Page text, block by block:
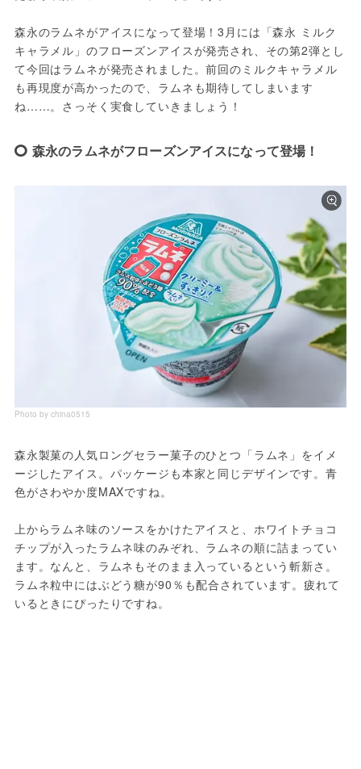
森永のラムネがアイスになって登場！3月には「森永 ミルク
キャラメル」のフローズンアイスが発売され、その第2弾とし
て今回はラムネが発売されました。前回のミルクキャラメル
も再現度が高かったので、ラムネも期待してしまいます
ね……。さっそく実食していきましょう！
森永のラムネがフローズンアイスになって登場！
Photo by china0515
森永製菓の人気ロングセラー菓子のひとつ「ラムネ」をイメ
ージしたアイス。パッケージも本家と同じデザインです。青
色がさわやか度MAXですね。
上からラムネ味のソースをかけたアイスと、ホワイトチョコ
チップが入ったラムネ味のみぞれ、ラムネの順に詰まってい
ます。なんと、ラムネもそのまま入っているという斬新さ。
ラムネ粒中にはぶどう糖が90％も配合されています。疲れて
いるときにぴったりですね。